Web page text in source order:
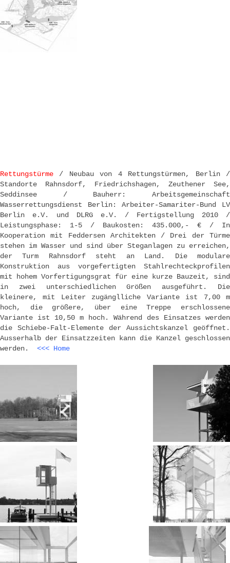
Rettungstürme / Neubau von 4 Rettungstürmen, Berlin /
Standorte Rahnsdorf, Friedrichshagen, Zeuthener See,
Seddinsee / Bauherr: Arbeitsgemeinschaft
Wasserrettungsdienst Berlin: Arbeiter-Samariter-Bund LV
Berlin e.V. und DLRG e.V. / Fertigstellung 2010 /
Leistungsphase: 1-5 / Baukosten: 435.000,- € / In
Kooperation mit Feddersen Architekten / Drei der Türme
stehen im Wasser und sind über Steganlagen zu erreichen,
der Turm Rahnsdorf steht an Land. Die modulare
Konstruktion aus vorgefertigten Stahlrechteckprofilen
mit hohem Vorfertigungsgrat für eine kurze Bauzeit, sind
in zwei unterschiedlichen Größen ausgeführt. Die
kleinere, mit Leiter zugänglliche Variante ist 7,00 m
hoch, die größere, über eine Treppe erschlossene
Variante ist 10,50 m hoch. Während des Einsatzes werden
die Schiebe-Falt-Elemente der Aussichtskanzel geöffnet.
Ausserhalb der Einsatzzeiten kann die Kanzel geschlossen
werden.
<<< Home